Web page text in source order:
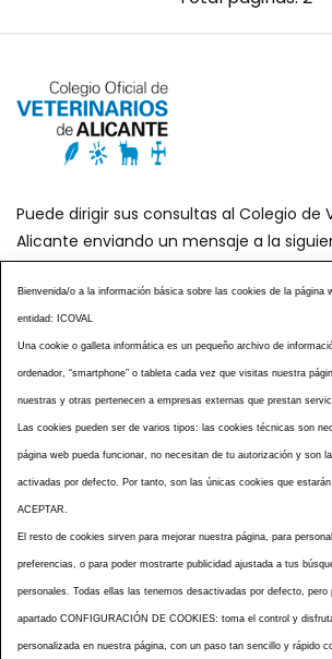
Puede dirigir sus consultas al Colegio de
Alicante enviando un mensaje a la
secretaria@icoval.org
¿SABÍAS QUÉ?
CENTROS VETERINARIOS
TABLÓN
CURSOS Y EVENTOS
TÉRMINOS Y
ESPECIAL COVID 19
NOTICIAS
ACCESIBILIDAD
AVISO LEGAL
POLÍTICA
POLÍTICA DE COOKIES
NOTICIAS ICOVAL
Bienvenida/o a la información básica sobre las cookies de la página
entidad: ICOVAL
Una cookie o galleta informática es un pequeño archivo de
ordenador, “smartphone” o tableta cada vez que visitas nuestra
nuestras y otras pertenecen a empresas externas que prestan
Las cookies pueden ser de varios tipos: las cookies técnicas son
página web pueda funcionar, no necesitan de tu autorización y son
activadas por defecto. Por tanto, son las únicas cookies que
ACEPTAR.
El resto de cookies sirven para mejorar nuestra página, para
preferencias, o para poder mostrarte publicidad ajustada a tus
personales. Todas ellas las tenemos desactivadas por defecto,
apartado CONFIGURACIÓN DE COOKIES: toma el control y
personalizada en nuestra página, con un paso tan sencillo y rápido